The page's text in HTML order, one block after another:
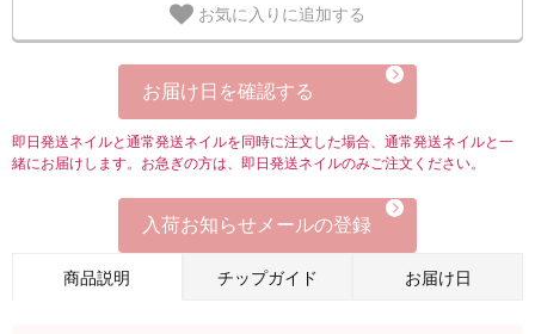
お気に入りに追加する
お届け日を確認する
即日発送ネイルと通常発送ネイルを同時に注文した場合、通常発送ネイルと一
緒にお届けします。お急ぎの方は、即日発送ネイルのみご注文ください。
入荷お知らせメールの登録
商品説明 チップガイド お届け日